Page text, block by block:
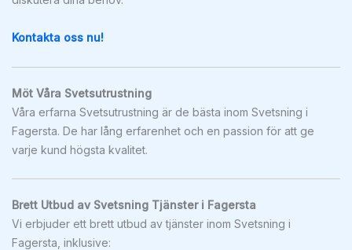
Kontakta oss nu!
Möt Våra Svetsutrustning
Våra erfarna Svetsutrustning är de bästa inom Svetsning i
Fagersta. De har lång erfarenhet och en passion för att ge
varje kund högsta kvalitet.
Brett Utbud av Svetsning Tjänster i Fagersta
Vi erbjuder ett brett utbud av tjänster inom Svetsning i
Fagersta, inklusive: